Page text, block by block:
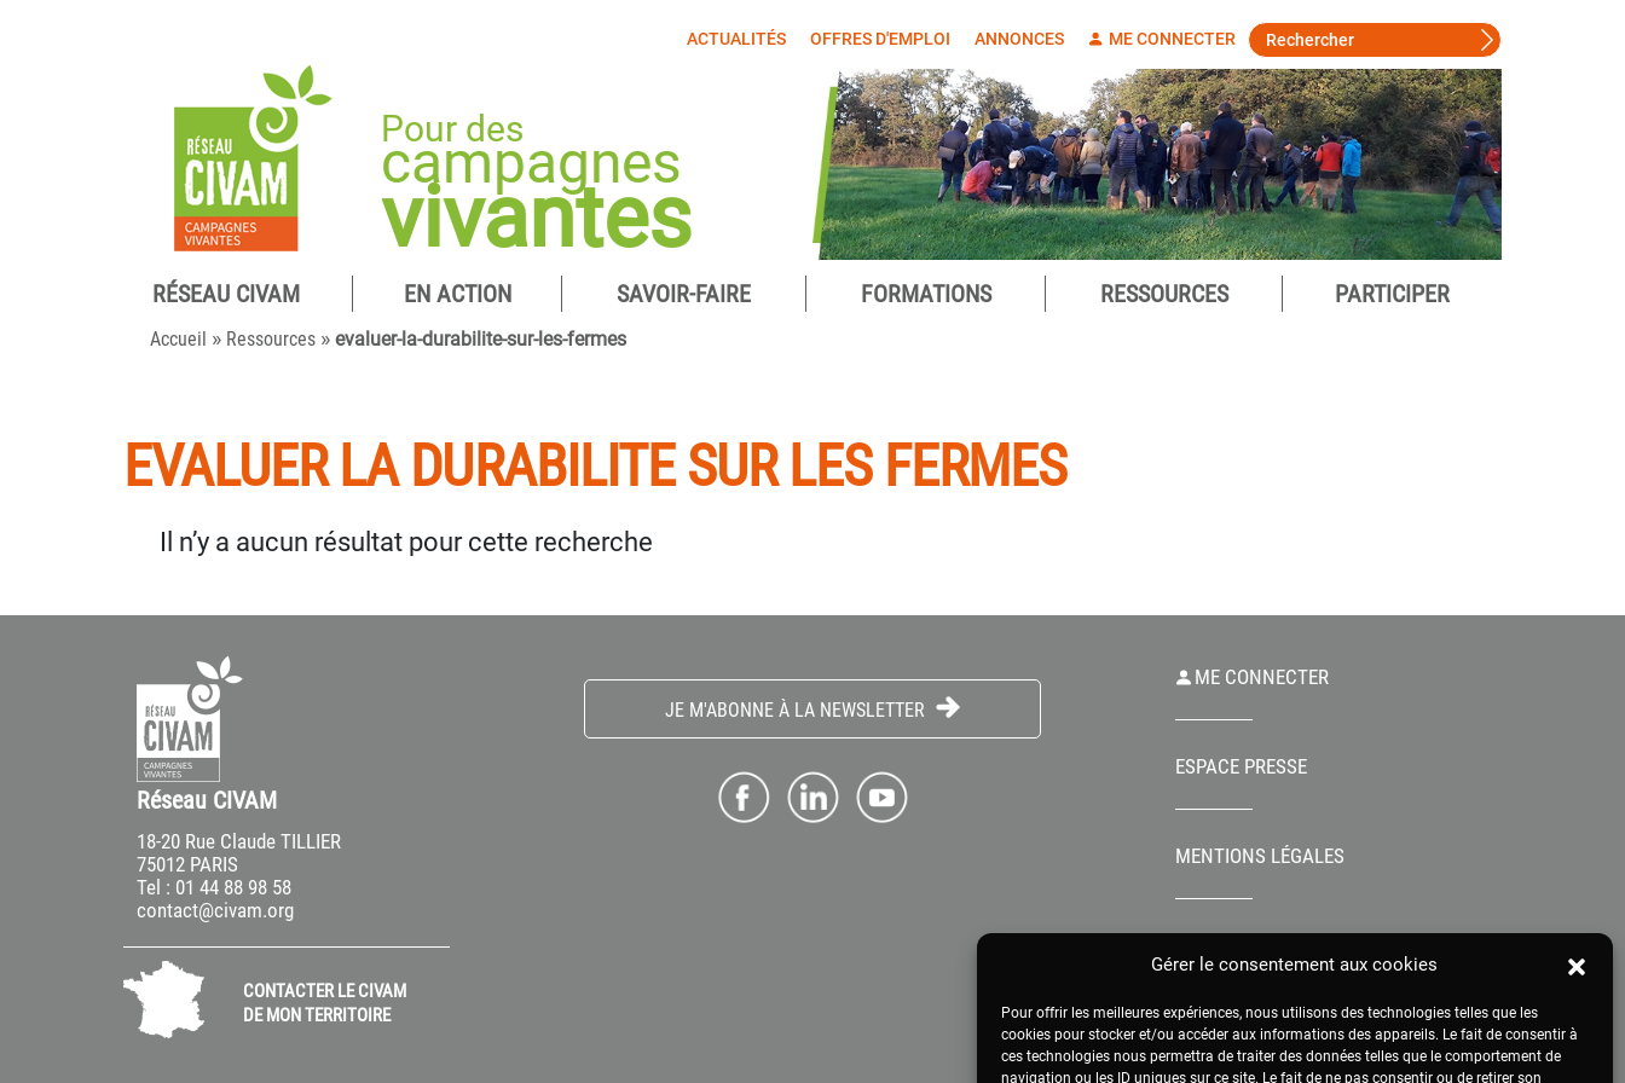
Gérer le consentement aux cookies
Pour offrir les meilleures expériences, nous utilisons des technologies telles que les
cookies pour stocker et/ou accéder aux informations des appareils. Le fait de consentir à
ces technologies nous permettra de traiter des données telles que le comportement de
navigation ou les ID uniques sur ce site. Le fait de ne pas consentir ou de retirer son
ACTUALITÉS OFFRES D'EMPLOI ANNONCES ME CONNECTER
Pour des
campagnes
vivantes
RÉSEAU CIVAM EN ACTION SAVOIR-FAIRE FORMATIONS RESSOURCES PARTICIPER
Accueil » Ressources » evaluer-la-durabilite-sur-les-fermes
EVALUER LA DURABILITE SUR LES FERMES
Il n’y a aucun résultat pour cette recherche
Réseau CIVAM
18-20 Rue Claude TILLIER
75012 PARIS
Tel : 01 44 88 98 58
contact@civam.org
CONTACTER LE CIVAM
DE MON TERRITOIRE
JE M'ABONNE À LA NEWSLETTER
ME CONNECTER
ESPACE PRESSE
MENTIONS LÉGALES